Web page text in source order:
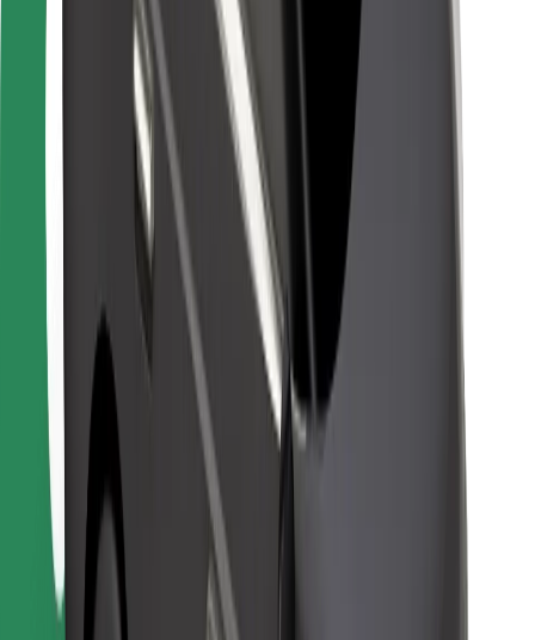
Təchizatçılar
Qaydalar və Şərtlər
Kukilər
Təhlükəsizlik
Dəqiqələr ərzində gediş əldə et!
Bolt tətbiqini endir
Sevdiyiniz yeməyi tapın!
Bolt Food tətbiqini endir